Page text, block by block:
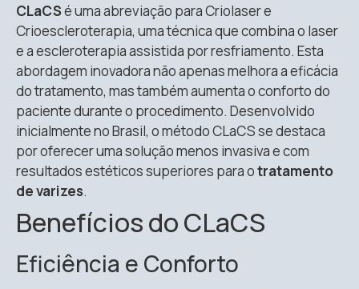
CLaCSé uma abreviação para Criolaser e
Crioescleroterapia, uma técnica que combina o laser
e a escleroterapia assistida por resfriamento. Esta
abordagem inovadora não apenas melhora a eficácia
do tratamento, mas também aumenta o conforto do
paciente durante o procedimento. Desenvolvido
inicialmente no Brasil, o método CLaCS se destaca
por oferecer uma solução menos invasiva e com
resultados estéticos superiores para otratamento
de varizes.
Benefícios do CLaCS
Eficiência e Conforto